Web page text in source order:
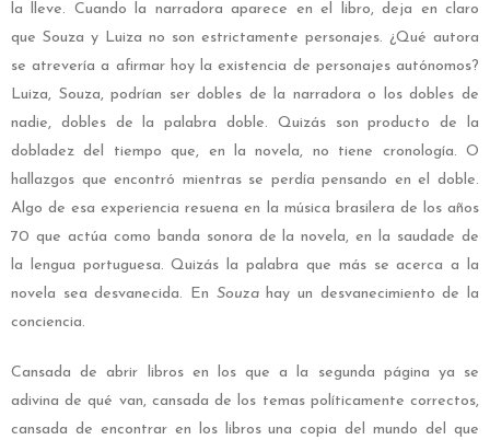
la lleve. Cuando la narradora aparece en el libro, deja en claro
que Souza y Luiza no son estrictamente personajes. ¿Qué autora
se atrevería a afirmar hoy la existencia de personajes autónomos?
Luiza, Souza, podrían ser dobles de la narradora o los dobles de
nadie, dobles de la palabra doble. Quizás son producto de la
dobladez del tiempo que, en la novela, no tiene cronología. O
hallazgos que encontró mientras se perdía pensando en el doble.
Algo de esa experiencia resuena en la música brasilera de los años
70 que actúa como banda sonora de la novela, en la saudade de
la lengua portuguesa. Quizás la palabra que más se acerca a la
novela sea desvanecida. En Souzahay un desvanecimiento de la
conciencia.
Cansada de abrir libros en los que a la segunda página ya se
adivina de qué van, cansada de los temas políticamente correctos,
cansada de encontrar en los libros una copia del mundo del que